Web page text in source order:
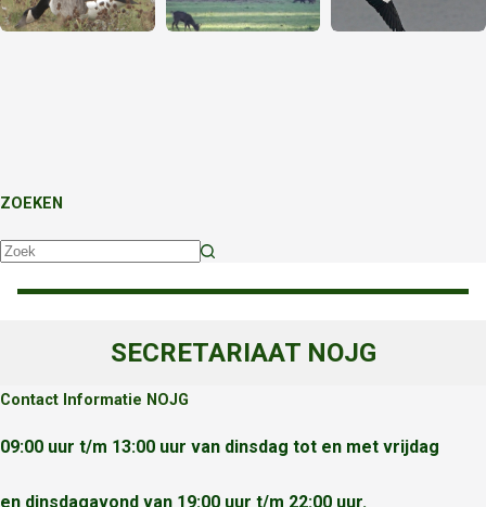
ZOEKEN
SECRETARIAAT NOJG
Contact Informatie NOJG
09:00 uur t/m 13:00 uur van dinsdag tot en met vrijdag
en dinsdagavond van 19:00 uur t/m 22:00 uur.